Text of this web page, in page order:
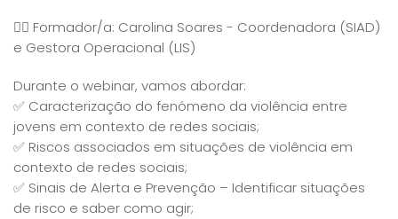
💁‍♀️ Formador/a: Carolina Soares - Coordenadora (SIAD)
e Gestora Operacional (LIS)
Durante o webinar, vamos abordar:
✅ Caracterização do fenómeno da violência entre
jovens em contexto de redes sociais;
✅ Riscos associados em situações de violência em
contexto de redes sociais;
✅ Sinais de Alerta e Prevenção – Identificar situações
de risco e saber como agir;